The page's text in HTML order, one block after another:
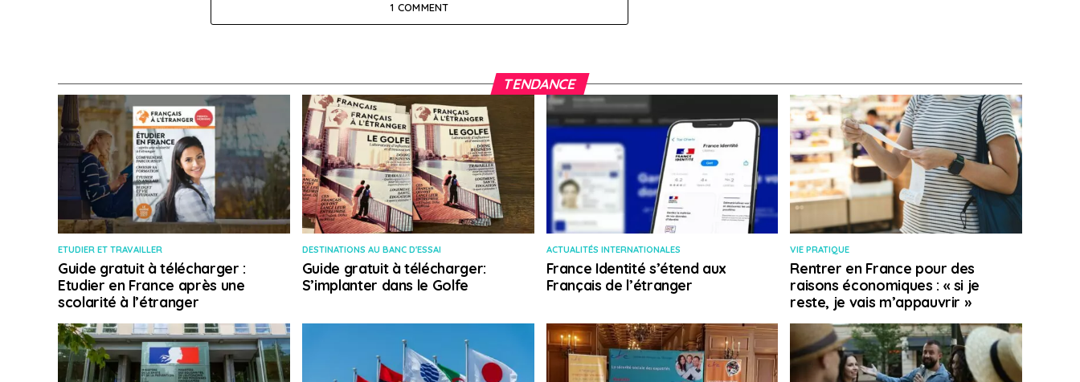
1 COMMENT
TENDANCE
ETUDIER ET TRAVAILLER
Guide gratuit à télécharger :
Etudier en France après une
scolarité à l’étranger
DESTINATIONS AU BANC D'ESSAI
Guide gratuit à télécharger:
S’implanter dans le Golfe
ACTUALITÉS INTERNATIONALES
France Identité s’étend aux
Français de l’étranger
VIE PRATIQUE
Rentrer en France pour des
raisons économiques : « si je
reste, je vais m’appauvrir »